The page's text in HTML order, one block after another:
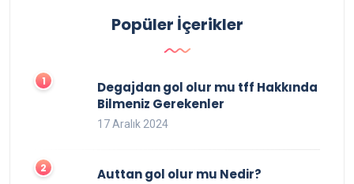
Popüler İçerikler
Degajdan gol olur mu tff Hakkında
Bilmeniz Gerekenler
17 Aralık 2024
Auttan gol olur mu Nedir?